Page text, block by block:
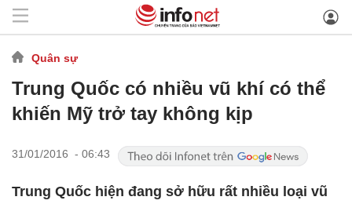
Quân sự
Trung Quốc có nhiều vũ khí có thể
khiến Mỹ trở tay không kịp
31/01/2016 - 06:43
Trung Quốc hiện đang sở hữu rất nhiều loại vũ